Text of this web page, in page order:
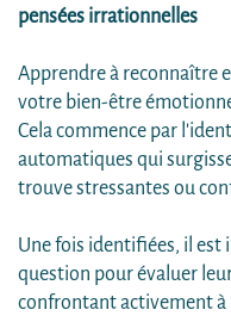
pensées irrationnelles
Apprendre à reconnaître
votre bien-être
Cela commence par
automatiques qui
trouve stressantes ou
Une fois identifiées, il
question pour évaluer
confrontant activement à